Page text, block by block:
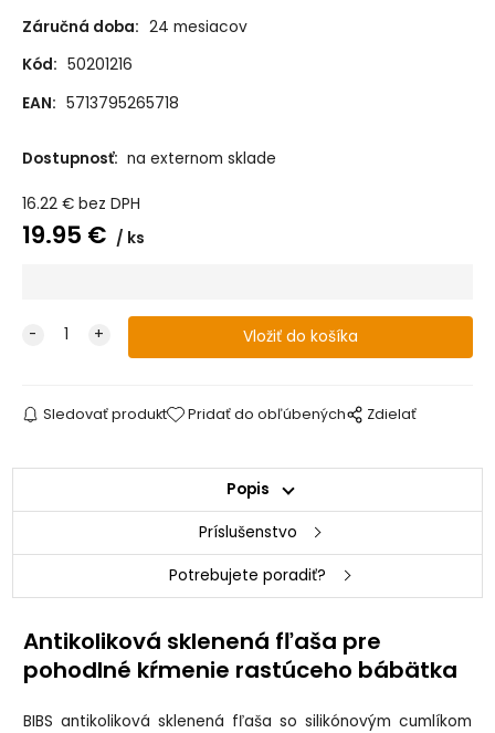
Záručná doba: 24 mesiacov
Kód: 50201216
EAN: 5713795265718
Dostupnosť: na externom sklade
16.22€ bez DPH
19.95 € ks
Sledovať produkt Pridať do obľúbených Zdielať
Popis
Príslušenstvo
Potrebujete poradiť?
Antikoliková sklenená fľaša pre
pohodlné kŕmenie rastúceho bábätka
BIBS antikoliková sklenená fľaša so silikónovým cumlíkom